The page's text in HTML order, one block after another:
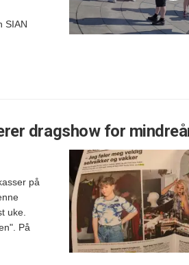
SIAN
dragshow for
på
uke.
På